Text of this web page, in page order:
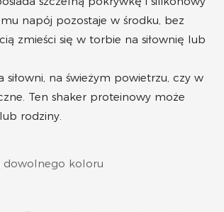
napój pozostaje w środku, bez
zmieści się w torbie na siłownię lub
siłowni, na świeżym powietrzu, czy w
Ten shaker proteinowy może
rodziny.
dowolnego koloru